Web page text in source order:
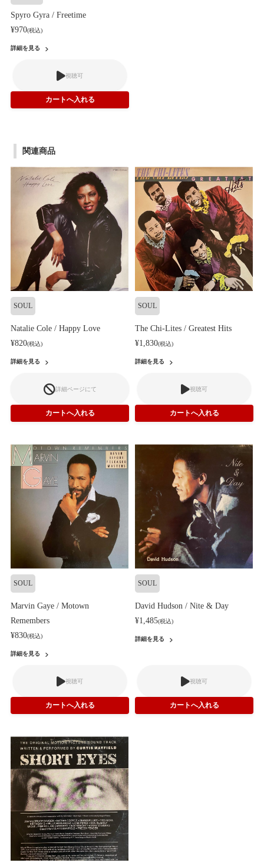
Spyro Gyra / Freetime
¥970(税込)
詳細を見る
視聴可
関連商品
SOUL
Natalie Cole / Happy Love
¥820(税込)
詳細を見る
詳細ページにて
SOUL
The Chi-Lites / Greatest Hits
¥1,830(税込)
詳細を見る
視聴可
SOUL
Marvin Gaye / Motown
Remembers
¥830(税込)
詳細を見る
視聴可
SOUL
David Hudson / Nite & Day
¥1,485(税込)
詳細を見る
視聴可